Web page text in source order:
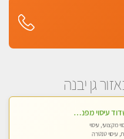
גן יבנה
חדשה באשדוד עיסוי מפנק בקליניקה פרטית שירות vip לרציניים בלבד! מומלץ!!
מקצועי, עיסוי
עיסוי טנטרה